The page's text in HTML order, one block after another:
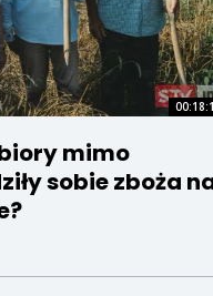
mimo
sobie zboża